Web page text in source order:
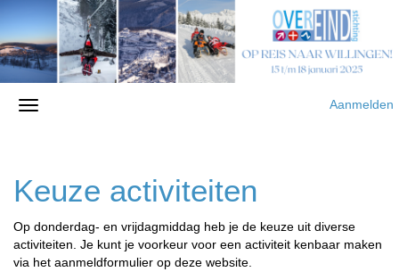
Aanmelden
Keuze activiteiten
Op donderdag- en vrijdagmiddag heb je de keuze uit diverse
activiteiten. Je kunt je voorkeur voor een activiteit kenbaar maken
via het aanmeldformulier op deze website.